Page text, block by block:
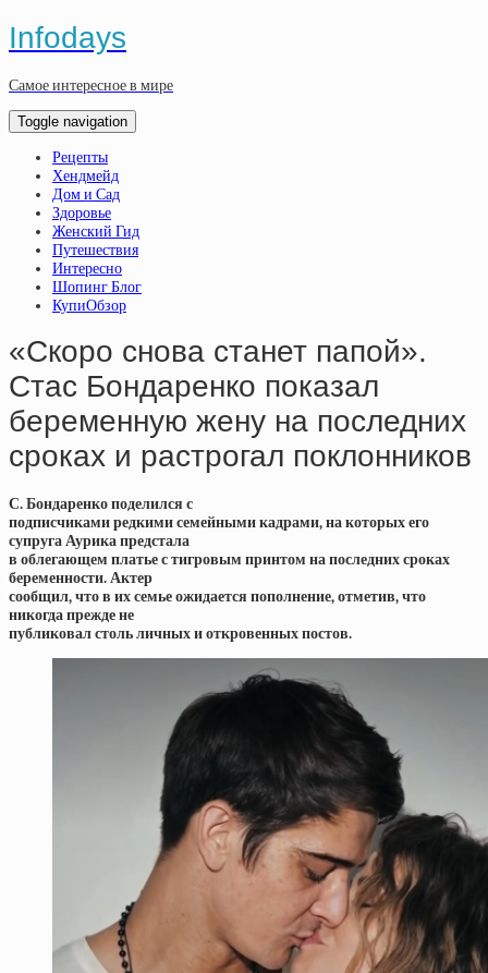
Infodays
Самое интересное в мире
Toggle navigation
Рецепты
Хендмейд
Дом и Сад
Здоровье
Женский Гид
Путешествия
Интересно
Шопинг Блог
КупиОбзор
«Скоро снова станет папой».
Стас Бондаренко показал
беременную жену на последних
сроках и растрогал поклонников
С. Бондаренко поделился с
подписчиками редкими семейными кадрами, на которых его
супруга Аурика предстала
в облегающем платье с тигровым принтом на последних сроках
беременности. Актер
сообщил, что в их семье ожидается пополнение, отметив, что
никогда прежде не
публиковал столь личных и откровенных постов.